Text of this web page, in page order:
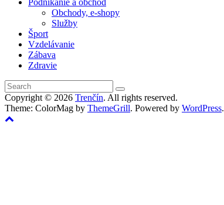
Podnikanie a obchod
Obchody, e-shopy
Služby
Šport
Vzdelávanie
Zábava
Zdravie
Copyright © 2026 Trenčín. All rights reserved.
Theme: ColorMag by ThemeGrill. Powered by WordPress.